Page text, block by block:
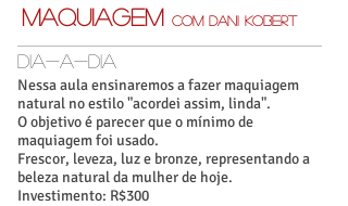
maquiagem com Dani Kobert
DIA-A-DIA
Nessa aula ensinaremos a fazer maquiagem
natural no estilo "acordei assim, linda".
O objetivo é parecer que o mínimo de
maquiagem foi usado.
Frescor, leveza, luz e bronze, representando a
beleza natural da mulher de hoje.
Investimento: R$300